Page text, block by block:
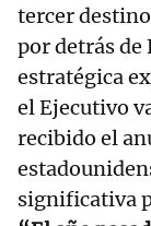
tercer
por detrás de
estratégica
el Ejecutivo
recibido el
significativa